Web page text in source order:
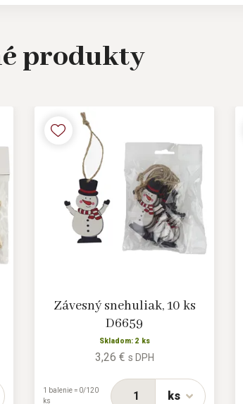
produkty
Závesný snehuliak, 10 ks
D6659
Skladom: 2 ks
3,26 € s DPH
ks
1 balenie = 0/120
ks